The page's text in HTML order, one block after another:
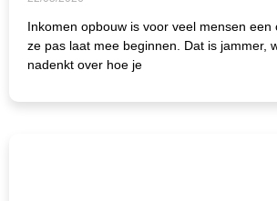
Inkomen opbouw is voor veel mensen een
ze pas laat mee beginnen. Dat is jammer,
nadenkt over hoe je